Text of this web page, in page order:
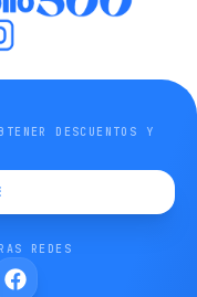
DESCUENTOS Y
REDES